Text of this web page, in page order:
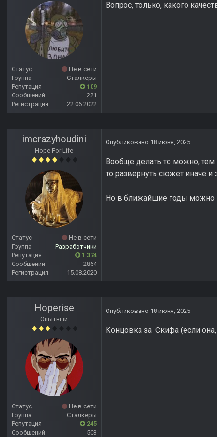
Статус
Не в сети
Группа
Сталкеры
Репутация
109
Сообщений
221
Регистрация
22.06.2022
Вопрос, только, какого
imcrazyhoudini
Hope For Life
Статус
Не в сети
Группа
Разработчики
Репутация
1 374
Сообщений
2864
Регистрация
15.08.2020
Опубликовано 18 июня, 2025
Вообще делать то можно, тем
то развернуть сюжет иначе и
Но в ближайшие годы можно
Hoperise
Опытный
Статус
Не в сети
Группа
Сталкеры
Репутация
245
Сообщений
503
Опубликовано 18 июня, 2025
Концовка за Скифа (если